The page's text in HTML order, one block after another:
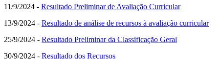
11/9/2024 - Resultado Preliminar de Avaliação Curricular
13/9/2024 - Resultado de análise de recursos à avaliação curricular
25/9/2024 - Resultado Preliminar da Classificação Geral
30/9/2024 - Resultado dos Recursos